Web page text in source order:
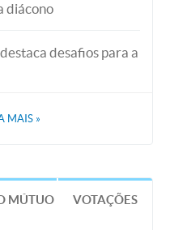
diácono
desafios para a
MAIS »
MÚTUO VOTAÇÕES